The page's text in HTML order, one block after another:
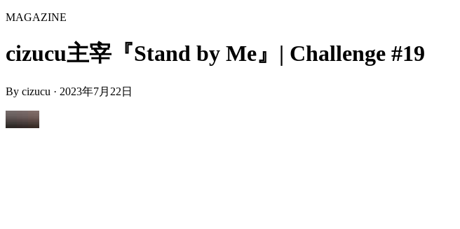
MAGAZINE
cizucu主宰『Stand by Me』| Challenge #19
By cizucu · 2023年7月22日